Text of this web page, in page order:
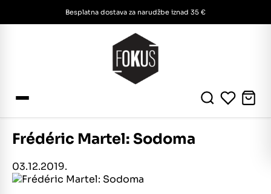
Besplatna dostava za narudžbe iznad 35 €
Frédéric Martel: Sodoma
03.12.2019.